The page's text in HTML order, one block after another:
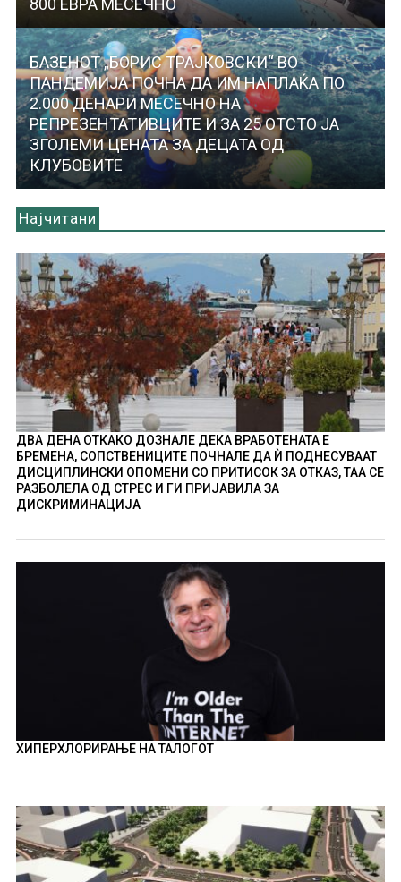
БАЗЕНОТ „БОРИС ТРАЈКОВСКИ“ ВО
ПАНДЕМИЈА ПОЧНА ДА ИМ НАПЛАЌА ПО
2.000 ДЕНАРИ МЕСЕЧНО НА
РЕПРЕЗЕНТАТИВЦИТЕ И ЗА 25 ОТСТО ЈА
ЗГОЛЕМИ ЦЕНАТА ЗА ДЕЦАТА ОД
КЛУБОВИТЕ
Најчитани
ДВА ДЕНА ОТКАКО ДОЗНАЛЕ ДЕКА ВРАБОТЕНАТА Е
БРЕМЕНА, СОПСТВЕНИЦИТЕ ПОЧНАЛЕ ДА Ѝ ПОДНЕСУВААТ
ДИСЦИПЛИНСКИ ОПОМЕНИ СО ПРИТИСОК ЗА ОТКАЗ, ТАА СЕ
РАЗБОЛЕЛА ОД СТРЕС И ГИ ПРИЈАВИЛА ЗА
ДИСКРИМИНАЦИЈА
ХИПЕРХЛОРИРАЊЕ НА ТАЛОГОТ